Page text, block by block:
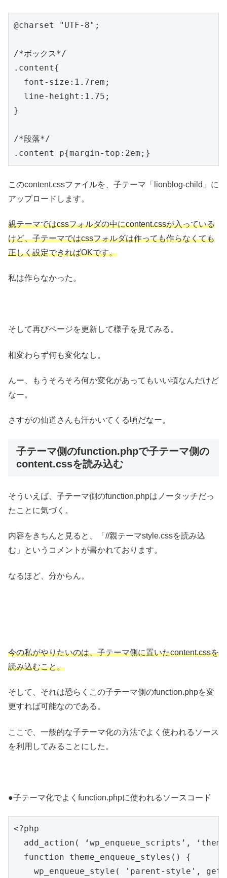
@charset "UTF-8";
/*ボックス*/
.content{
  font-size:1.7rem;
  line-height:1.75;
}
/*段落*/
.content p{margin-top:2em;}
このcontent.cssファイルを、子テーマ「lionblog-child」に
アップロードします。
親テーマではcssフォルダの中にcontent.cssが入っている
けど、子テーマではcssフォルダは作っても作らなくても
正しく設定できればOKです。
私は作らなかった。
そして再びページを更新して様子を見てみる。
相変わらず何も変化なし。
んー、もうそろそろ何か変化があってもいい頃なんだけど
なー。
さすがの仙道さんも汗かいてくる頃だなー。
子テーマ側のfunction.phpで子テーマ側の
content.cssを読み込む
そういえば、子テーマ側のfunction.phpはノータッチだっ
たことに気づく。
内容をきちんと見ると、「//親テーマstyle.cssを読み込
む」というコメントが書かれております。
なるほど、分からん。
今の私がやりたいのは、子テーマ側に置いたcontent.cssを
読み込むこと。
そして、それは恐らくこの子テーマ側のfunction.phpを変
更すれば可能なのである。
ここで、一般的な子テーマ化の方法でよく使われるソース
を利用してみることにした。
●子テーマ化でよくfunction.phpに使われるソースコード
<?php
add_action( ‘wp_enqueue_scripts’,
  function theme_enqueue_styles() {
wp_enqueue_style( 'parent-style',